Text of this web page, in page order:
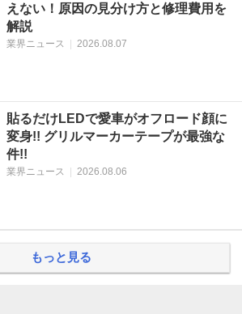
えない！原因の見分け方と修理費用を
解説
業界ニュース 2026.08.07
貼るだけLEDで愛車がオフロード顔に
変身!! グリルマーカーテープが最強な
件!!
業界ニュース 2026.08.06
もっと見る